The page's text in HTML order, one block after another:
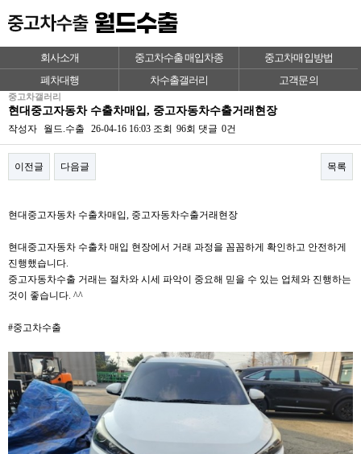
회사소개 중고차수출 매입차종
중고차매입방법
폐차대행
차수출갤러리 고객문의
중고차갤러리
현대중고자동차 수출차매입, 중고자동차수출거래현장
작성자 월드.수출 26-04-16 16:03 조회 96회 댓글 0건
이전글 다음글 목록
현대중고자동차 수출차매입, 중고자동차수출거래현장
현대중고자동차 수출차 매입 현장에서 거래 과정을 꼼꼼하게 확인하고 안전하게
진행했습니다.
중고자동차수출 거래는 절차와 시세 파악이 중요해 믿을 수 있는 업체와 진행하는
것이 좋습니다. ^^
#중고차수출